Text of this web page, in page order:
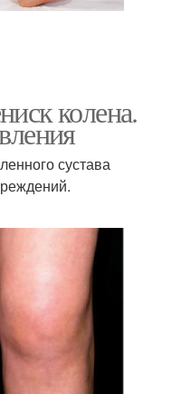
колена.
сустава